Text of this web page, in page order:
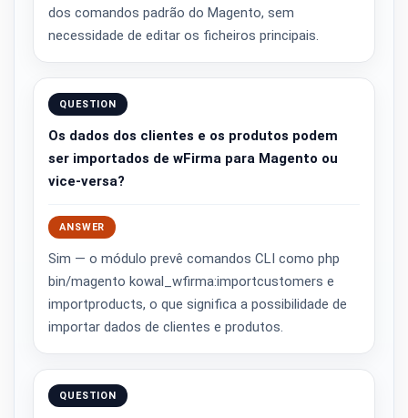
dos comandos padrão do Magento, sem
necessidade de editar os ficheiros principais.
QUESTION
Os dados dos clientes e os produtos podem
ser importados de wFirma para Magento ou
vice-versa?
ANSWER
Sim — o módulo prevê comandos CLI como php
bin/magento kowal_wfirma:importcustomers e
importproducts, o que significa a possibilidade de
importar dados de clientes e produtos.
QUESTION